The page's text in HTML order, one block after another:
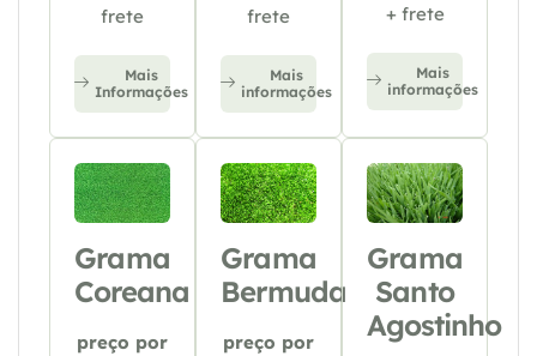
frete
Mais
Informações
frete
Mais
informações
+ frete
Mais
informações
Grama
Coreana
preço por
Grama
Bermuda
preço por
Grama
Santo
Agostinho